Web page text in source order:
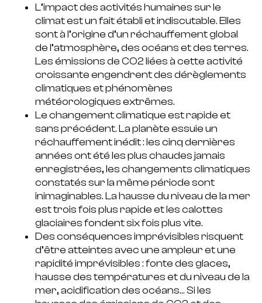
L’impact des activités humainessur le
climat est un fait établi et indiscutable. Elles
sont à l’origine d’un réchauffement global
de l’atmosphère, des océans et des terres.
Les émissions de CO2 liées à cette activité
croissante engendrent des dérèglements
climatiques et phénomènes
météorologiques extrêmes.
Le changement climatique est rapide et
sans précédent. La planète essuie un
réchauffement inédit : les cinq dernières
années ont été les plus chaudes jamais
enregistrées, les changements climatiques
constatés sur la même période sont
inimaginables. La hausse du niveau de la mer
est trois fois plus rapide et les calottes
glaciaires fondent six fois plus vite.
Des conséquences imprévisiblesrisquent
d’être atteintes avec une ampleur et une
rapidité imprévisibles : fonte des glaces,
hausse des températures et du niveau de la
mer, acidification des océans… Si les